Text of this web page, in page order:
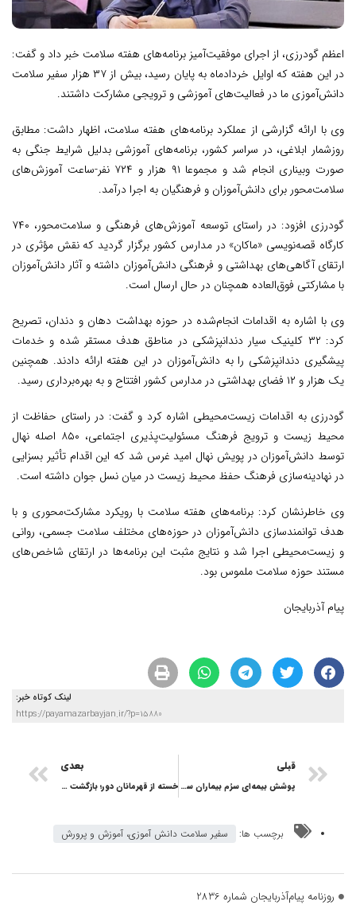
اعظم گودرزی، از اجرای موفقیت‌آمیز برنامه‌های هفته سلامت خبر داد و گفت:
در این هفته که اوایل خردادماه به پایان رسید، بیش از ۳۷ هزار سفیر سلامت
دانش‌آموزی ما در فعالیت‌های آموزشی و ترویجی مشارکت داشتند.
وی با ارائه گزارشی از عملکرد برنامه‌های هفته سلامت، اظهار داشت: مطابق
روزشمار ابلاغی، در سراسر کشور، برنامه‌های آموزشی بدلیل شرایط جنگی به
صورت وبیناری انجام شد و مجموعا ۹۱ هزار و ۷۲۴ نفر-ساعت آموزش‌های
سلامت‌محور برای دانش‌آموزان و فرهنگیان به اجرا درآمد.
گودرزی افزود: در راستای توسعه آموزش‌های فرهنگی و سلامت‌محور، ۷۴۰
کارگاه قصه‌نویسی «ماکان» در مدارس کشور برگزار گردید که نقش مؤثری در
ارتقای آگاهی‌های بهداشتی و فرهنگی دانش‌آموزان داشته و آثار دانش‌آموزان
با مشارکتی فوق‌العاده همچنان در حال ارسال است.
وی با اشاره به اقدامات انجام‌شده در حوزه بهداشت دهان و دندان، تصریح
کرد: ۳۲ کلینیک سیار دندانپزشکی در مناطق هدف مستقر شده و خدمات
پیشگیری دندانپزشکی را به دانش‌آموزان در این هفته ارائه دادند. همچنین
یک هزار و ۱۲ فضای بهداشتی در مدارس کشور افتتاح و به بهره‌برداری رسید.
گودرزی به اقدامات زیست‌محیطی اشاره کرد و گفت: در راستای حفاظت از
محیط زیست و ترویج فرهنگ مسئولیت‌پذیری اجتماعی، ۸۵۰ اصله نهال
توسط دانش‌آموزان در پویش نهال امید غرس شد که این اقدام تأثیر بسزایی
در نهادینه‌سازی فرهنگ حفظ محیط زیست در میان نسل جوان داشته است.
وی خاطرنشان کرد: برنامه‌های هفته سلامت با رویکرد مشارکت‌محوری و با
هدف توانمندسازی دانش‌آموزان در حوزه‌های مختلف سلامت جسمی، روانی
و زیست‌محیطی اجرا شد و نتایج مثبت این برنامه‌ها در ارتقای شاخص‌های
مستند حوزه سلامت ملموس بود.
پیام آذربایجان
لینک کوتاه خبر:
https://payamazarbayjan.ir/?p=15880
قبلی
پوشش بیمه‌ای سرُم بیماران سرپایی حذف شد
بعدی
خسته از قهرمانان دور؛ بازگشت به انسان‌های نزدیک
برچسب ها: سفیر سلامت دانش آموزی، آموزش و پرورش
روزنامه پیام‌آذربایجان شماره 2836